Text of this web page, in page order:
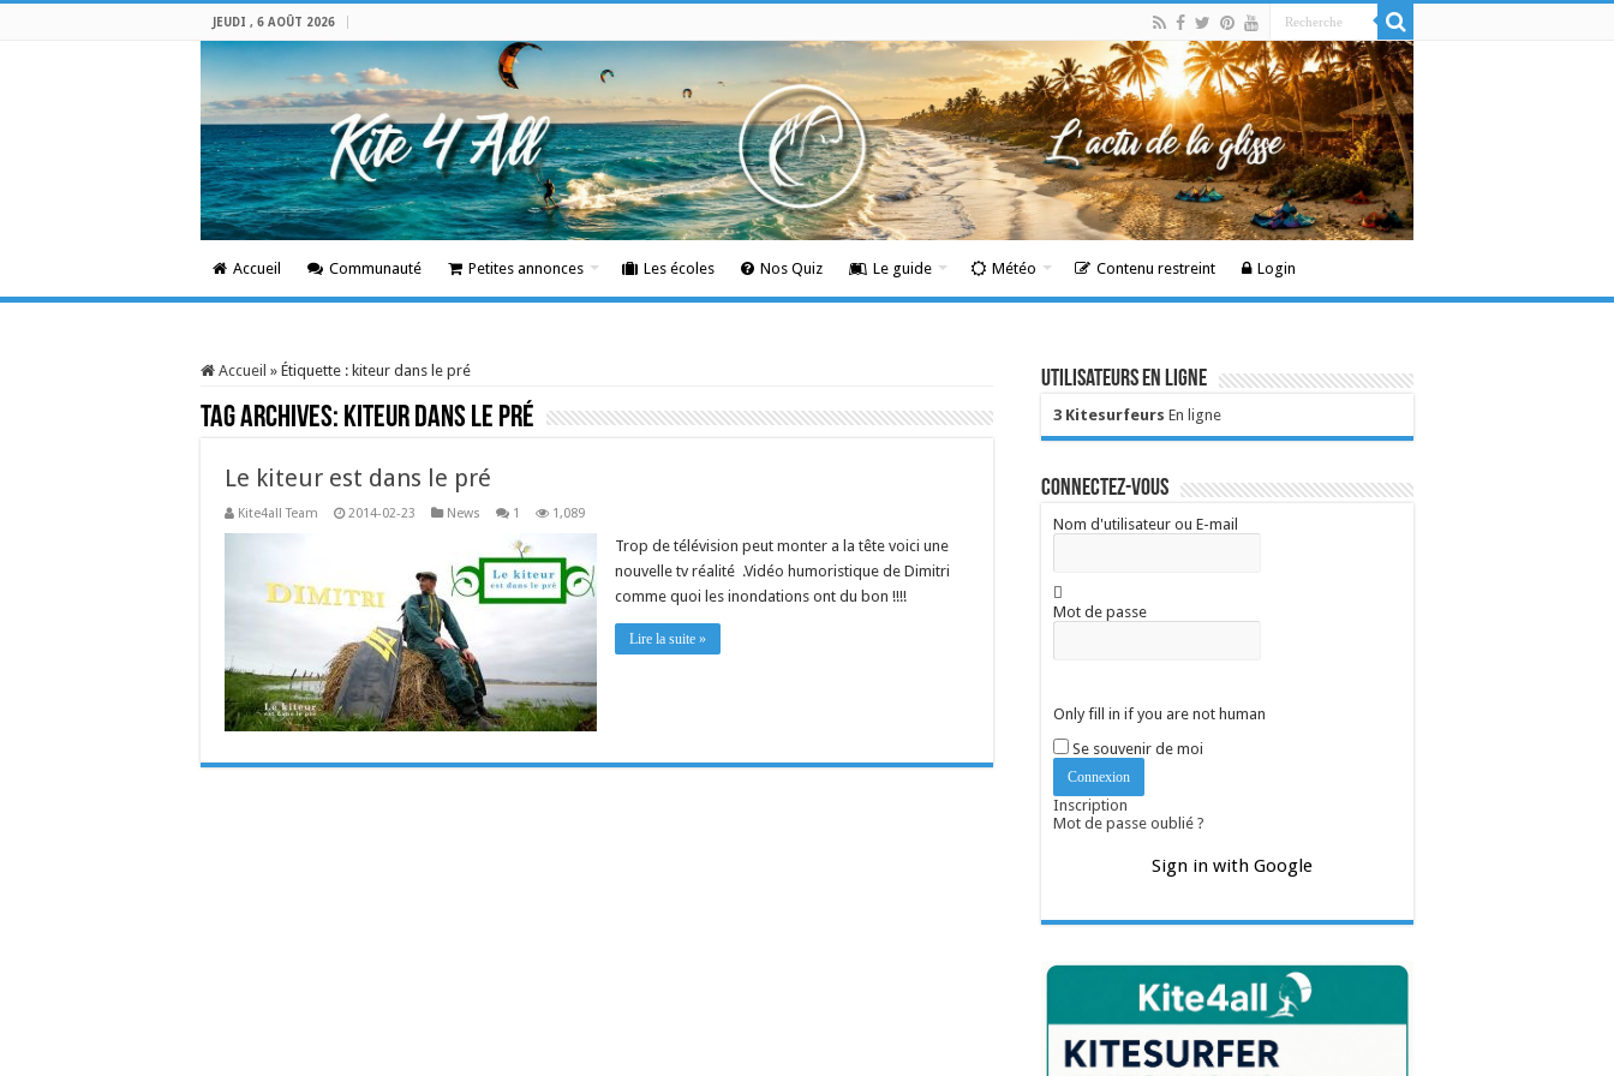
JEUDI , 6 AOÛT 2026
Accueil Communauté Petites annonces Les écoles Nos Quiz Le guide Météo Contenu restreint Login
Accueil » Étiquette : kiteur dans le pré
Tag Archives: kiteur dans le pré
Le kiteur est dans le pré
Kite4all Team 2014-02-23 News 1 1,089
Trop de télévision peut monter a la tête voici une
nouvelle tv réalité .Vidéo humoristique de Dimitri
comme quoi les inondations ont du bon !!!!
Lire la suite »
Utilisateurs en ligne
3 Kitesurfeurs En ligne
Connectez-vous
Nom d'utilisateur ou E-mail
Mot de passe
Only fill in if you are not human
Se souvenir de moi
Inscription
Mot de passe oublié ?
Sign in with Google